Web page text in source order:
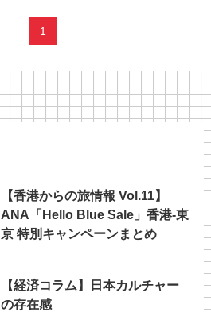
1
【香港からの旅情報 Vol.11】
ANA「Hello Blue Sale」香港‐東
京 特別キャンペーンまとめ
【経済コラム】日本カルチャー
の存在感